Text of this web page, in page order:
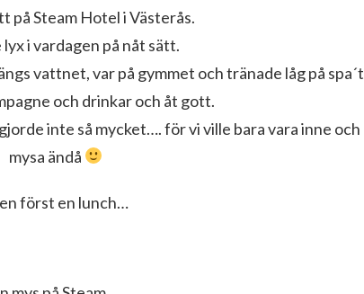
på Steam Hotel i Västerås.
i vardagen på nåt sätt.
vattnet, var på gymmet och tränade låg på spa´t
och drinkar och åt gott.
inte så mycket…. för vi ville bara vara inne och
mysa ändå
först en lunch…